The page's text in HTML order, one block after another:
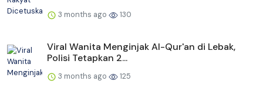
3 months ago 130
Viral Wanita Menginjak Al-Qur'an di Lebak,
Polisi Tetapkan 2...
3 months ago 125